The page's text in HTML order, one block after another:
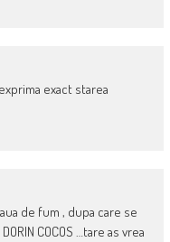
exprima exact starea
de fum , dupa care se
COCOS …tare as vrea